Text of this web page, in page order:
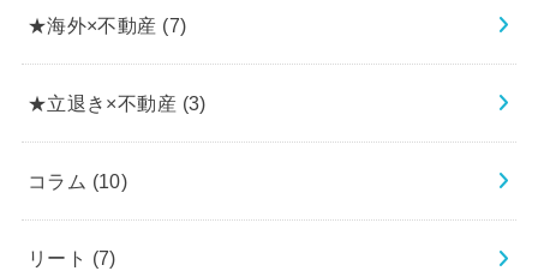
★海外×不動産 (7)
★立退き×不動産 (3)
コラム (10)
リート (7)